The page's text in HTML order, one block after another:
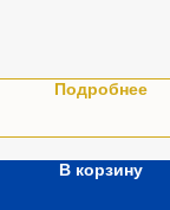
Подробнее
В корзину